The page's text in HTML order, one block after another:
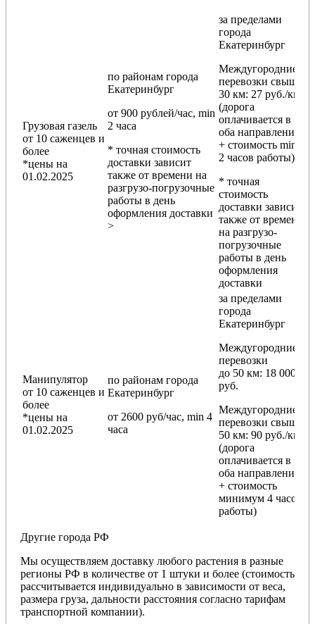
Грузовая газель
от 10 саженцев и
более
*цены на
01.02.2025
по районам города
Екатеринбург
от 900 рублей/час, min
2 часа
* точная стоимость
доставки зависит
также от времени на
разгрузо-погрузочные
работы в день
оформления доставки
>
за пределами
города
Екатеринбург
Междугородние
перевозки свыше
30 км: 27 руб./км
(дорога
оплачивается в
оба направления
+ стоимость min
2 часов работы)
* точная
стоимость
доставки зависит
также от времени
на разгрузо-
погрузочные
работы в день
оформления
доставки
Манипулятор
от 10 саженцев и
более
*цены на
01.02.2025
по районам города
Екатеринбург
от 2600 руб/час, min 4
часа
за пределами
города
Екатеринбург
Междугородние
перевозки
до 50 км: 18 000
руб.
Междугородние
перевозки свыше
50 км: 90 руб./км
(дорога
оплачивается в
оба направления
+ стоимость
минимум 4 часов
работы)
Другие города РФ
Мы осуществляем доставку любого растения в разные
регионы РФ в количестве от 1 штуки и более (стоимость
рассчитывается индивидуально в зависимости от веса,
размера груза, дальности расстояния согласно тарифам
транспортной компании).